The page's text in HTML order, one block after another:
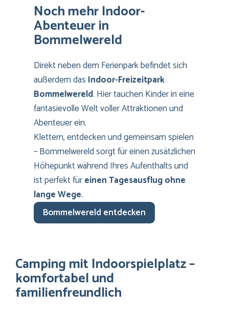
Noch mehr Indoor-
Abenteuer in
Bommelwereld
Direkt neben dem Ferienpark befindet sich
außerdem das Indoor-Freizeitpark
Bommelwereld. Hier tauchen Kinder in eine
fantasievolle Welt voller Attraktionen und
Abenteuer ein.
Klettern, entdecken und gemeinsam spielen
– Bommelwereld sorgt für einen zusätzlichen
Höhepunkt während Ihres Aufenthalts und
ist perfekt füreinen Tagesausflug ohne
lange Wege.
Bommelwereld entdecken
Camping mit Indoorspielplatz –
komfortabel und
familienfreundlich